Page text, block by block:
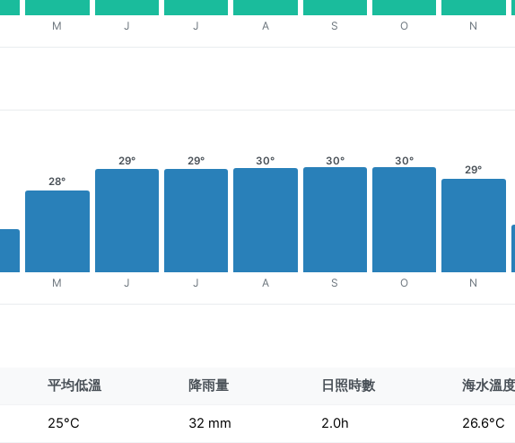
M J J A S O N
28°
M
29°
J
29°
J
30°
A
30°
S
30°
O
29°
N
平均低溫 降雨量 日照時數 海水溫度
25°C 32 mm 2.0h 26.6°C